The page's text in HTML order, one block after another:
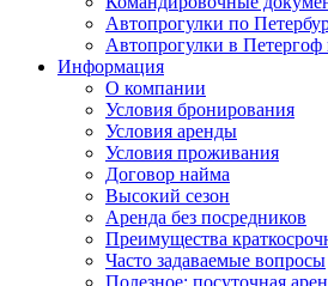
Автопрогулки по
Автопрогулки в
Информация
О компании
Условия бронирования
Условия аренды
Условия проживания
Договор найма
Высокий сезон
Аренда без посредников
Преимущества
Часто задаваемые вопросы
Полезное: посуточная